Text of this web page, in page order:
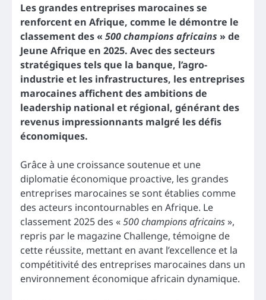
Les grandes entreprises marocaines se
renforcent en Afrique, comme le démontre le
classement des « 500 champions africains » de
Jeune Afrique en 2025. Avec des secteurs
stratégiques tels que la banque, l’agro-
industrie et les infrastructures, les entreprises
marocaines affichent des ambitions de
leadership national et régional, générant des
revenus impressionnants malgré les défis
économiques.
Grâce à une croissance soutenue et une
diplomatie économique proactive, les grandes
entreprises marocaines se sont établies comme
des acteurs incontournables en Afrique. Le
classement 2025 des «500 champions africains»,
repris par le magazine Challenge, témoigne de
cette réussite, mettant en avant l’excellence et la
compétitivité des entreprises marocaines dans un
environnement économique africain dynamique.